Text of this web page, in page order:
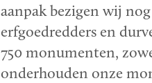
aanpak bezigen wij
erfgoedredders en
750 monumenten,
onderhouden onze